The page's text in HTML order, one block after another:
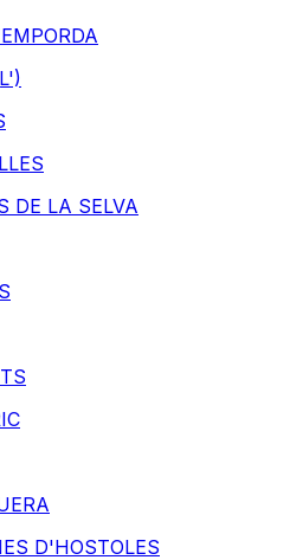
DE LA SELVA
D'HOSTOLES